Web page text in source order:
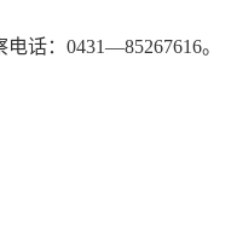
话：0431—85267616。